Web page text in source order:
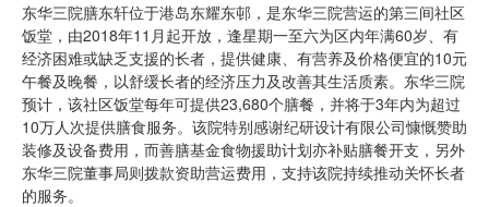
东华三院膳东轩位于港岛东耀东邨，是东华三院营运的第三间社区
饭堂，由2018年11月起开放，逢星期一至六为区内年满60岁、有
经济困难或缺乏支援的长者，提供健康、有营养及价格便宜的10元
午餐及晚餐，以舒缓长者的经济压力及改善其生活质素。东华三院
预计，该社区饭堂每年可提供23,680个膳餐，并将于3年内为超过
10万人次提供膳食服务。该院特别感谢纪研设计有限公司慷慨赞助
装修及设备费用，而善膳基金食物援助计划亦补贴膳餐开支，另外
东华三院董事局则拨款资助营运费用，支持该院持续推动关怀长者
的服务。